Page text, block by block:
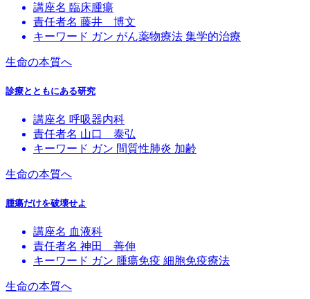
講座名 臨床腫瘍
責任者名 藤井 博文
キーワード ガン がん薬物療法 集学的治療
生命の本質へ
診療とともにある研究
講座名 呼吸器内科
責任者名 山口 泰弘
キーワード ガン 間質性肺炎 加齢
生命の本質へ
腫瘍だけを破壊せよ
講座名 血液科
責任者名 神田 善伸
キーワード ガン 腫瘍免疫 細胞免疫療法
生命の本質へ